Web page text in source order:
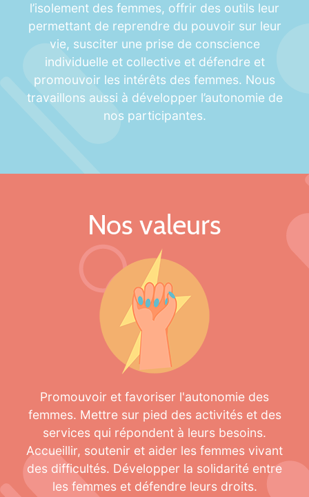
l’isolement des femmes, offrir des outils leur
permettant de reprendre du pouvoir sur leur
vie, susciter une prise de conscience
individuelle et collective et défendre et
promouvoir les intérêts des femmes. Nous
travaillons aussi à développer l’autonomie de
nos participantes.
Nos valeurs
Promouvoir et favoriser l'autonomie des
femmes. Mettre sur pied des activités et des
services qui répondent à leurs besoins.
Accueillir, soutenir et aider les femmes vivant
des difficultés. Développer la solidarité entre
les femmes et défendre leurs droits.